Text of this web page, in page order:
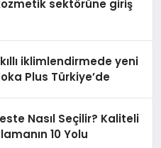
sektörüne giriş
iklimlendirmede yeni
Plus Türkiye’de
Nasıl Seçilir? Kaliteli
10 Yolu